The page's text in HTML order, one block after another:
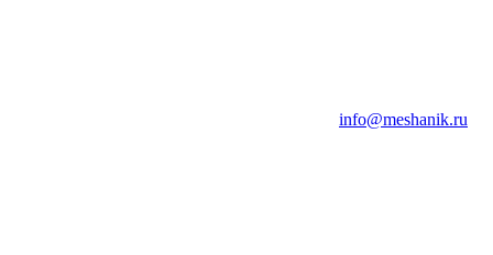
info@meshanik.ru